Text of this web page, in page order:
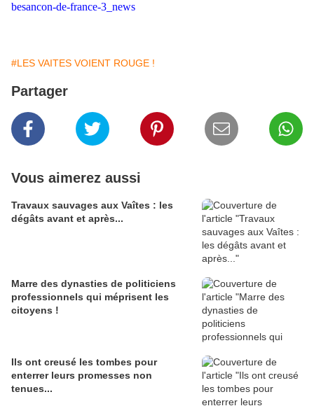
besancon-de-france-3_news
#LES VAITES VOIENT ROUGE !
Partager
Vous aimerez aussi
Travaux sauvages aux Vaîtes : les
dégâts avant et après...
Marre des dynasties de politiciens
professionnels qui méprisent les
citoyens !
Ils ont creusé les tombes pour
enterrer leurs promesses non
tenues...